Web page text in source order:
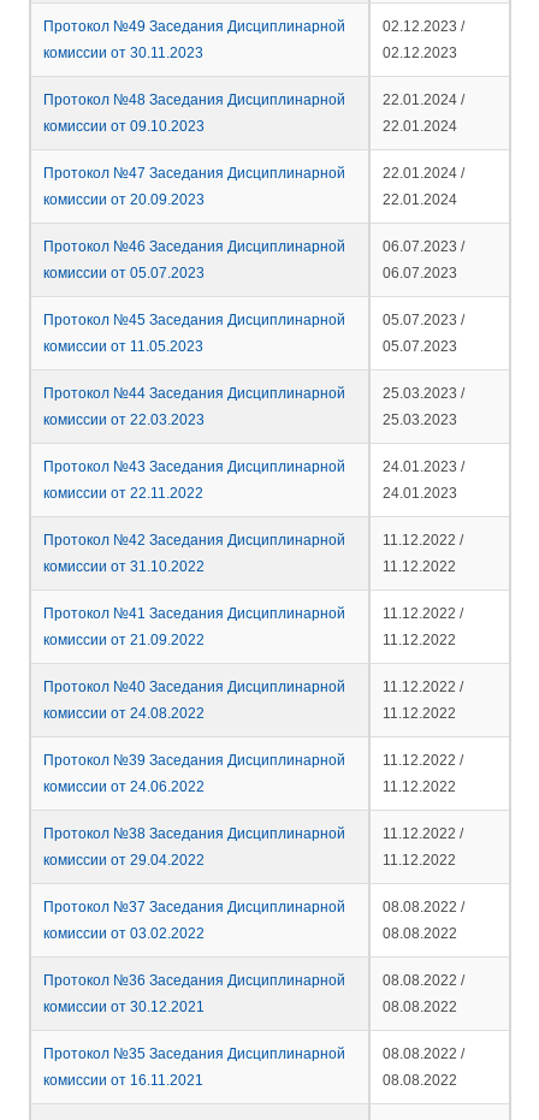
Протокол №49 Заседания Дисциплинарной
комиссии от 30.11.2023
02.12.2023 /
02.12.2023
Протокол №48 Заседания Дисциплинарной
комиссии от 09.10.2023
22.01.2024 /
22.01.2024
Протокол №47 Заседания Дисциплинарной
комиссии от 20.09.2023
22.01.2024 /
22.01.2024
Протокол №46 Заседания Дисциплинарной
комиссии от 05.07.2023
06.07.2023 /
06.07.2023
Протокол №45 Заседания Дисциплинарной
комиссии от 11.05.2023
05.07.2023 /
05.07.2023
Протокол №44 Заседания Дисциплинарной
комиссии от 22.03.2023
25.03.2023 /
25.03.2023
Протокол №43 Заседания Дисциплинарной
комиссии от 22.11.2022
24.01.2023 /
24.01.2023
Протокол №42 Заседания Дисциплинарной
комиссии от 31.10.2022
11.12.2022 /
11.12.2022
Протокол №41 Заседания Дисциплинарной
комиссии от 21.09.2022
11.12.2022 /
11.12.2022
Протокол №40 Заседания Дисциплинарной
комиссии от 24.08.2022
11.12.2022 /
11.12.2022
Протокол №39 Заседания Дисциплинарной
комиссии от 24.06.2022
11.12.2022 /
11.12.2022
Протокол №38 Заседания Дисциплинарной
комиссии от 29.04.2022
11.12.2022 /
11.12.2022
Протокол №37 Заседания Дисциплинарной
комиссии от 03.02.2022
08.08.2022 /
08.08.2022
Протокол №36 Заседания Дисциплинарной
комиссии от 30.12.2021
08.08.2022 /
08.08.2022
Протокол №35 Заседания Дисциплинарной
комиссии от 16.11.2021
08.08.2022 /
08.08.2022